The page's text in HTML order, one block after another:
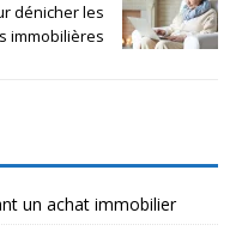
dénicher les
immobilières
un achat immobilier